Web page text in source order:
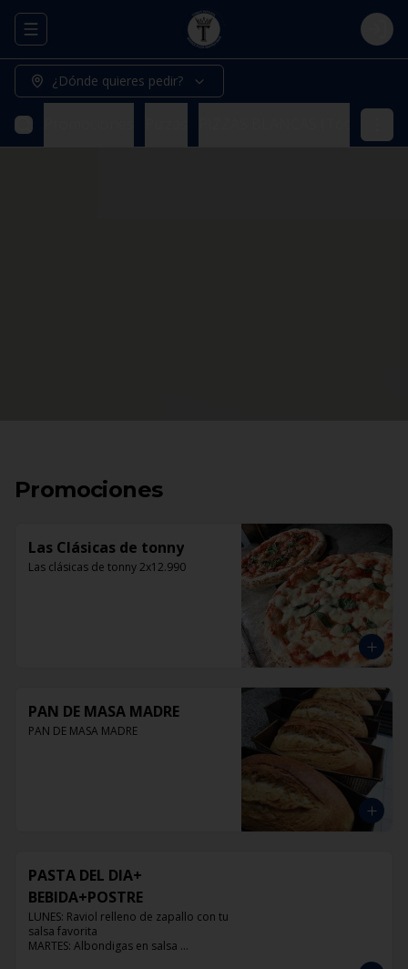
Abrir menu de navegación Login
¿Dónde quieres pedir?
Promociones
Las Clásicas de tonny
Las clásicas de tonny 2x12.990
PAN DE MASA MADRE
PAN DE MASA MADRE
PASTA DEL DIA+
BEBIDA+POSTRE
LUNES: Raviol relleno de zapallo con tu
salsa favorita
MARTES: Albondigas en salsa